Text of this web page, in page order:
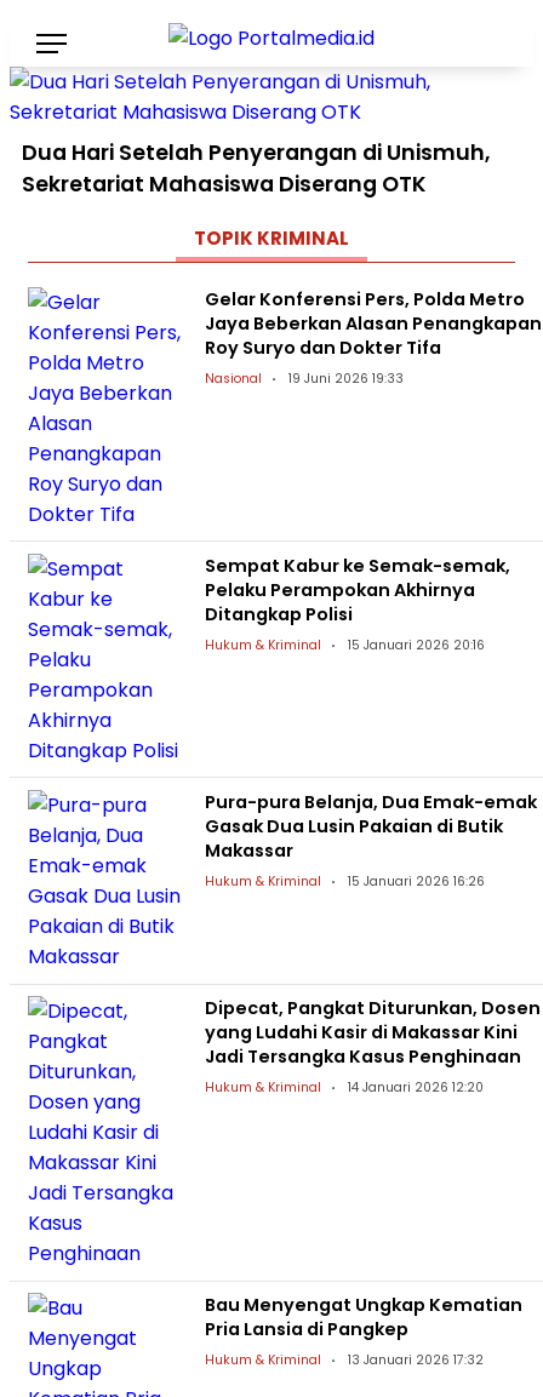
Dua Hari Setelah Penyerangan di Unismuh,
Sekretariat Mahasiswa Diserang OTK
TOPIK KRIMINAL
Gelar Konferensi Pers, Polda Metro
Jaya Beberkan Alasan Penangkapan
Roy Suryo dan Dokter Tifa
Nasional 19 Juni 2026 19:33
Sempat Kabur ke Semak-semak,
Pelaku Perampokan Akhirnya
Ditangkap Polisi
Hukum & Kriminal 15 Januari 2026 20:16
Pura-pura Belanja, Dua Emak-emak
Gasak Dua Lusin Pakaian di Butik
Makassar
Hukum & Kriminal 15 Januari 2026 16:26
Dipecat, Pangkat Diturunkan, Dosen
yang Ludahi Kasir di Makassar Kini
Jadi Tersangka Kasus Penghinaan
Hukum & Kriminal 14 Januari 2026 12:20
Bau Menyengat Ungkap Kematian
Pria Lansia di Pangkep
Hukum & Kriminal 13 Januari 2026 17:32